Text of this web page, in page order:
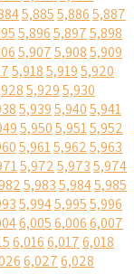
5,8855,8865,887
5,8965,8975,898
5,9075,9085,909
5,9185,9195,920
5,9295,930
5,9395,9405,941
5,9505,9515,952
5,9615,9625,963
5,9725,9735,974
5,9835,9845,985
5,9945,9955,996
6,0056,0066,007
6,0166,0176,018
6,0276,028